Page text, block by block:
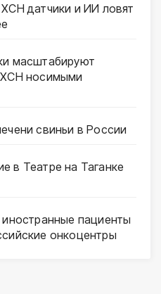
датчики и ИИ ловят
масштабируют
ХСН носимыми
свиньи в России
в Театре на Таганке
пациенты
онкоцентры